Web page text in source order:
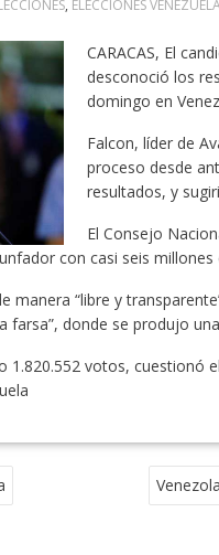
, ELECCIONES
CARACAS, El
desconoció los
domingo en
Falcon, líder de
proceso desde
resultados, y
El Consejo
con casi seis millones
manera “libre y
farsa”, donde se produjo
1.820.552 votos, cuestionó